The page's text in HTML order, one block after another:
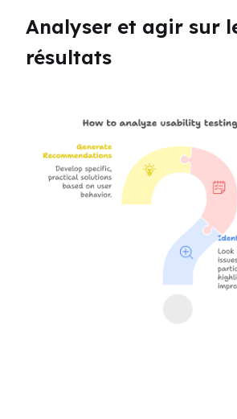
Analyser et agir sur
résultats